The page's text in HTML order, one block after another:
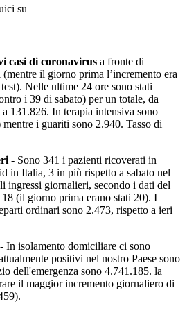
su
casi di coronavirus a fronte di
(mentre il giorno prima l’incremento era
Nelle ultime 24 ore sono stati
i 39 di sabato) per un totale, da
131.826. In terapia intensiva sono
i guariti sono 2.940. Tasso di
- Sono 341 i pazienti ricoverati in
in Italia, 3 in più rispetto a sabato nel
ingressi giornalieri, secondo i dati del
(il giorno prima erano stati 20). I
ordinari sono 2.473, rispetto a ieri
In isolamento domiciliare ci sono
positivi nel nostro Paese sono
dell'emergenza sono 4.741.185. la
il maggior incremento giornaliero di